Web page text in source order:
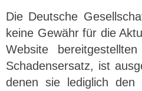
Die Deutsche
keine Gewähr für die
Website
Schadensersatz, ist
denen sie lediglich den